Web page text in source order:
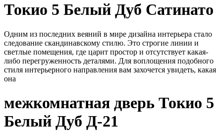
Токио 5 Белый Дуб Сатинато
Одним из последних веяний в мире дизайна интерьера стало
следование скандинавскому стилю. Это строгие линии и
светлые помещения, где царит простор и отсутствует какая-
либо перегруженность деталями. Для воплощения подобного
стиля интерьерного направления вам захочется увидеть, какая
она
межкомнатная дверь Токио 5
Белый Дуб Д-21